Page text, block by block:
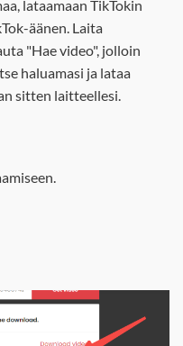
lataamaan TikTokin
äänen. Laita
"Hae video", jolloin
haluamasi ja lataa
sitten laitteellesi.